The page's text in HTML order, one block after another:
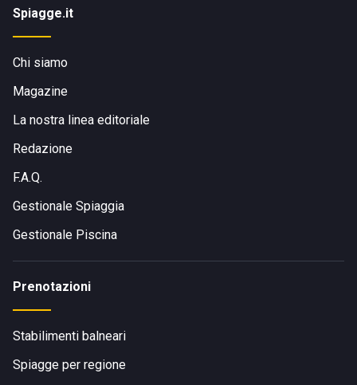
Spiagge.it
Chi siamo
Magazine
La nostra linea editoriale
Redazione
F.A.Q.
Gestionale Spiaggia
Gestionale Piscina
Prenotazioni
Stabilimenti balneari
Spiagge per regione